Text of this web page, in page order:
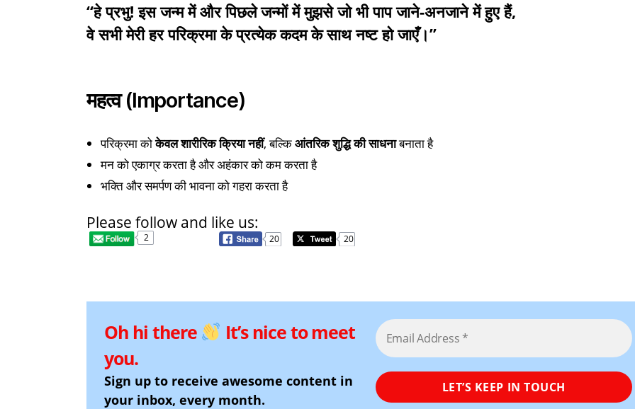
“हे प्रभु! इस जन्म में और पिछले जन्मों में मुझसे जो भी पाप जाने-अनजाने में हुए हैं,
वे सभी मेरी हर परिक्रमा के प्रत्येक कदम के साथ नष्ट हो जाएँ।”
महत्व (Importance)
परिक्रमा कोकेवल शारीरिक क्रिया नहीं, बल्किआंतरिक शुद्धि की साधनाबनाता है
मन को एकाग्र करता है और अहंकार को कम करता है
भक्ति और समर्पण की भावना को गहरा करता है
Please follow and like us:
2 20 20
Oh hi there
It’s nice to meet
you.
Sign up to receive awesome content in
your inbox, every month.